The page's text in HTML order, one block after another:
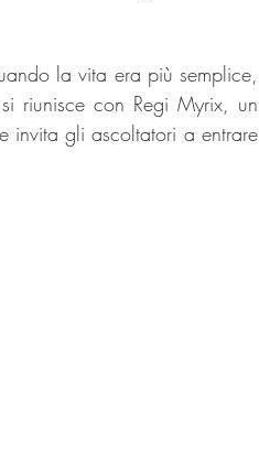
la vita era più semplice,
riunisce con Regi Myrix, un
invita gli ascoltatori a entrare